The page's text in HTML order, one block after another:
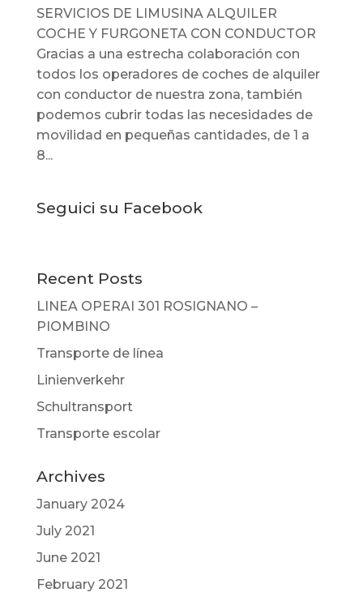
SERVICIOS DE LIMUSINA ALQUILER
COCHE Y FURGONETA CON CONDUCTOR
Gracias a una estrecha colaboración con
todos los operadores de coches de alquiler
con conductor de nuestra zona, también
podemos cubrir todas las necesidades de
movilidad en pequeñas cantidades, de 1 a
8...
Seguici su Facebook
Recent Posts
LINEA OPERAI 301 ROSIGNANO –
PIOMBINO
Transporte de línea
Linienverkehr
Schultransport
Transporte escolar
Archives
January 2024
July 2021
June 2021
February 2021